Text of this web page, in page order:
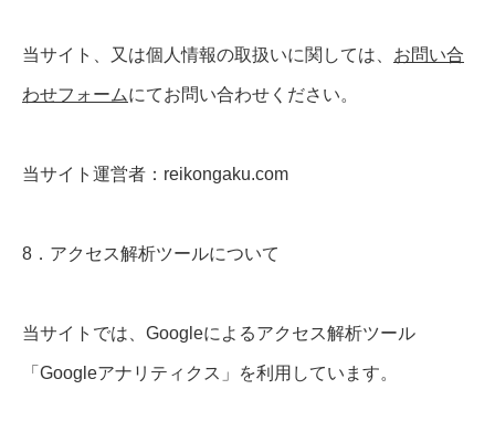
当サイト、又は個人情報の取扱いに関しては、 お問い合
わせフォームにてお問い合わせください。
当サイト運営者：reikongaku.com
8．アクセス解析ツールについて
当サイトでは、Googleによるアクセス解析ツール
「Googleアナリティクス」を利用しています。